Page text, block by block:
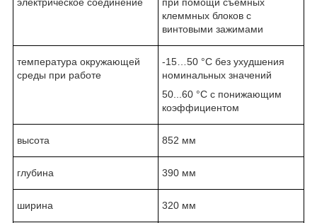
клеммных блоков с
винтовыми зажимами
температура окружающей
среды при работе
-15…50 °C без ухудшения
номинальных значений
50...60 °C с понижающим
коэффициентом
высота 852 мм
глубина 390 мм
ширина 320 мм